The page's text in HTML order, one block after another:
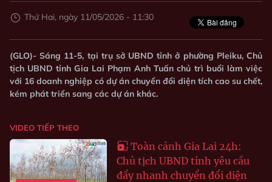
Thứ Hai, ngày 11/05/2026 - 11:30
(GLO)- Sáng 11-5, tại trụ sở UBND tỉnh ở phường Pleiku, Chủ
tịch UBND tỉnh Gia Lai Phạm Anh Tuấn chủ trì buổi làm việc
với 16 doanh nghiệp có dự án chuyển đổi diện tích cao su chết,
kém phát triển sang các dự án khác.
VIDEO TIẾP THEO
Toàn cảnh Gia Lai 24h:
Chủ tịch UBND tỉnh yêu cầu
đẩy nhanh chuyển đổi diện